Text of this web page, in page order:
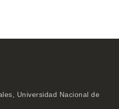
Universidad Nacional de